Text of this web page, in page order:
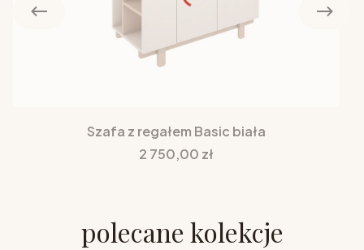
Szafa z regałem Basic biała
Cena
2 750,00 zł
polecane kolekcje